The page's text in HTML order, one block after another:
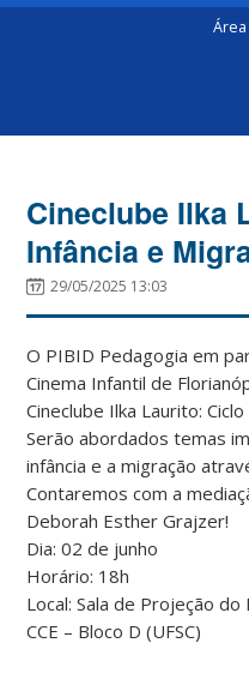
Cineclube Ilka
Infância e
29/05/2025 13:03
O PIBID Pedagogia em
Cinema Infantil de
Cineclube Ilka Laurito:
Serão abordados temas
infância e a migração
Contaremos com a
Deborah Esther Grajzer!
Dia: 02 de junho
Horário: 18h
Local: Sala de Projeção
CCE – Bloco D (UFSC)